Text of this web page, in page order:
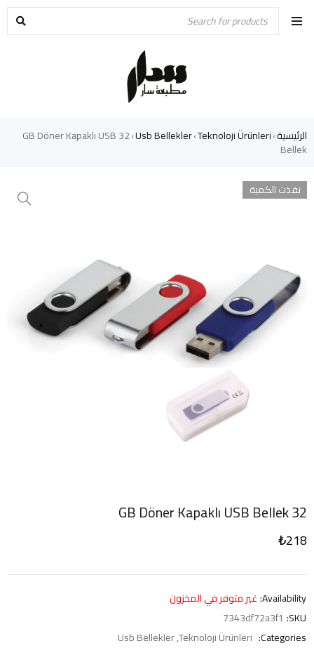
الرئيسية›
Teknoloji Ürünleri
›
Usb Bellekler
›
32 GB Döner Kapaklı USB
Bellek
نفذت الكمية
32 GB Döner Kapaklı USB Bellek
₺218
Availability: غير متوفر في المخزون
SKU:
7343df72a3f1
Categories:
Teknoloji Ürünleri
,
Usb Bellekler